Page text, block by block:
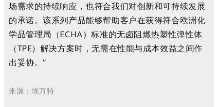
场需求的持续响应，也符合我们对创新和可持续发展
的承诺。该系列产品能够帮助客户在获得符合欧洲化
学品管理局（ECHA）标准的无卤阻燃热塑性弹性体
（TPE）解决方案时，无需在性能与成本效益之间作
出妥协。”
来源：埃万特